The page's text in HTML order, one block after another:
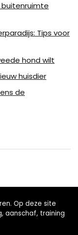
buitenruimte
Tips voor
hond wilt
huisdier
de
Op deze site
aanschaf, training